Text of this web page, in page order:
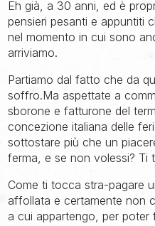
Eh già, a 30 anni, ed è
pensieri pesanti e appuntiti
nel momento in cui sono
arriviamo.
Partiamo dal fatto che da
soffro.Ma aspettate a
sborone e fatturone del
concezione italiana delle
sottostare più che un
ferma, e se non volessi? Ti
Come ti tocca stra-pagare
affollata e certamente non
a cui appartengo, per poter